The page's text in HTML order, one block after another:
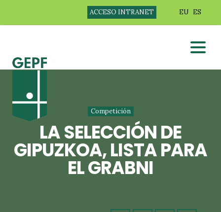
ACCESO INTRANET EU ES
Competición
LA SELECCIÓN DE
GIPUZKOA, LISTA PARA
EL GRABNI